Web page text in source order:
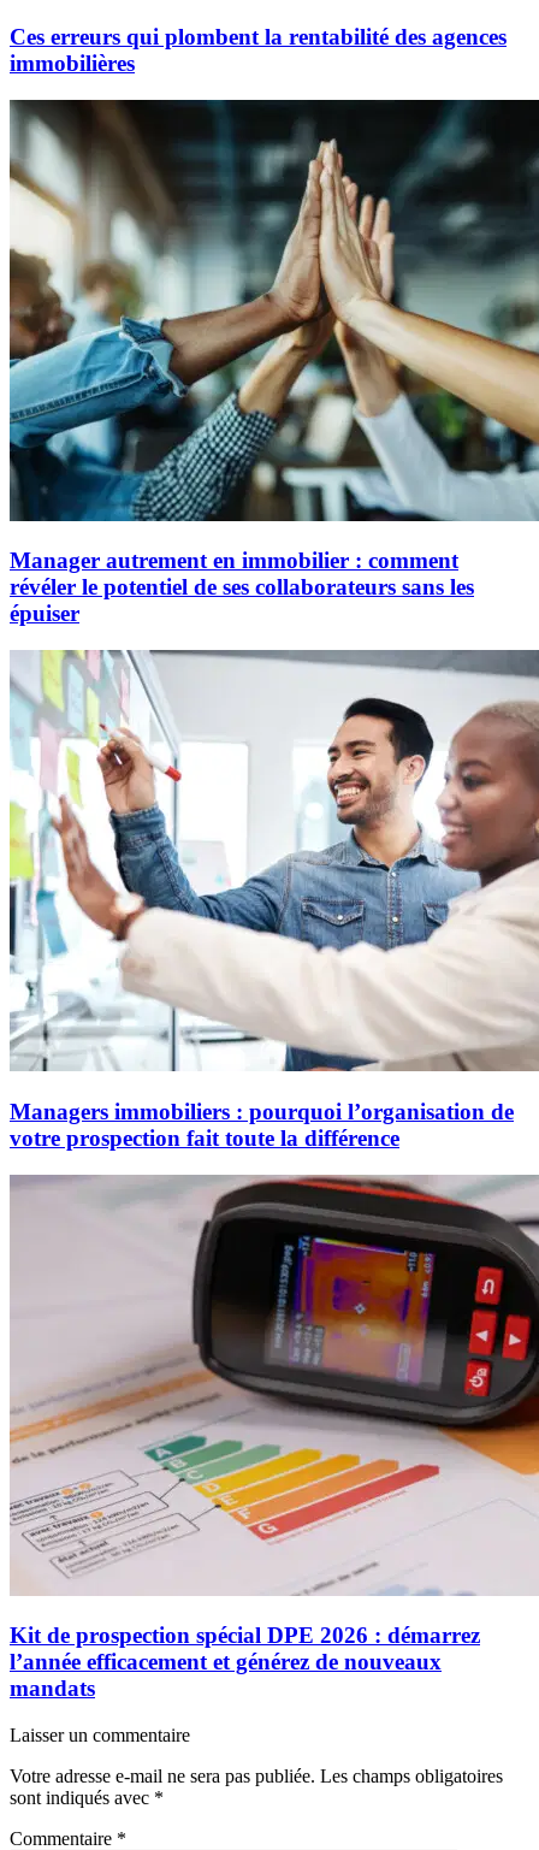
Ces erreurs qui plombent la rentabilité des agences
immobilières
Manager autrement en immobilier : comment
révéler le potentiel de ses collaborateurs sans les
épuiser
Managers immobiliers : pourquoi l’organisation de
votre prospection fait toute la différence
Kit de prospection spécial DPE 2026 : démarrez
l’année efficacement et générez de nouveaux
mandats
Laisser un commentaire
Votre adresse e-mail ne sera pas publiée. Les champs obligatoires
sont indiqués avec *
Commentaire *